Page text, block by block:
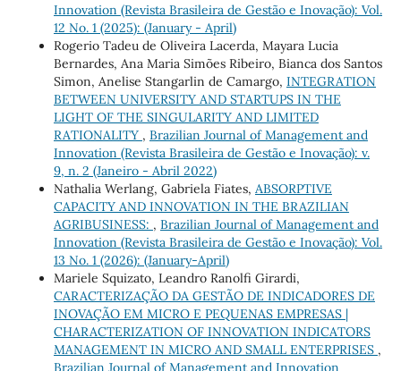
Innovation (Revista Brasileira de Gestão e Inovação): Vol.
12 No. 1 (2025): (January - April)
Rogerio Tadeu de Oliveira Lacerda, Mayara Lucia
Bernardes, Ana Maria Simões Ribeiro, Bianca dos Santos
Simon, Anelise Stangarlin de Camargo, INTEGRATION
BETWEEN UNIVERSITY AND STARTUPS IN THE
LIGHT OF THE SINGULARITY AND LIMITED
RATIONALITY , Brazilian Journal of Management and
Innovation (Revista Brasileira de Gestão e Inovação): v.
9, n. 2 (Janeiro - Abril 2022)
Nathalia Werlang, Gabriela Fiates, ABSORPTIVE
CAPACITY AND INNOVATION IN THE BRAZILIAN
AGRIBUSINESS: , Brazilian Journal of Management and
Innovation (Revista Brasileira de Gestão e Inovação): Vol.
13 No. 1 (2026): (January-April)
Mariele Squizato, Leandro Ranolfi Girardi,
CARACTERIZAÇÃO DA GESTÃO DE INDICADORES DE
INOVAÇÃO EM MICRO E PEQUENAS EMPRESAS |
CHARACTERIZATION OF INNOVATION INDICATORS
MANAGEMENT IN MICRO AND SMALL ENTERPRISES ,
Brazilian Journal of Management and Innovation